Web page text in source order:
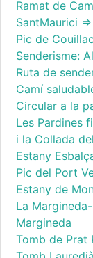
Ramat de
SantMaurici
Pic de
Senderisme:
Ruta de
Camí
Circular a la
Les Pardines
i la Collada
Estany
Pic del Port
Estany de
La
Margineda
Tomb de Prat